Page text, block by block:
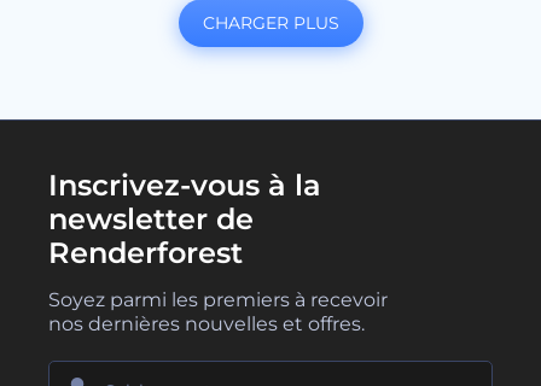
CHARGER PLUS
Inscrivez-vous à la
newsletter de
Renderforest
Soyez parmi les premiers à recevoir
nos dernières nouvelles et offres.